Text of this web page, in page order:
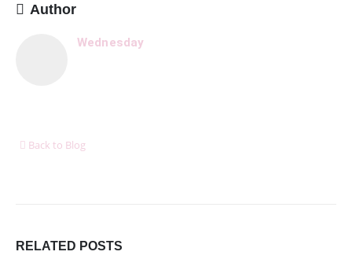
Author
Wednesday
Back to Blog
RELATED POSTS
proporcionalita a štýl v teplých dňoch
6. januára 2026